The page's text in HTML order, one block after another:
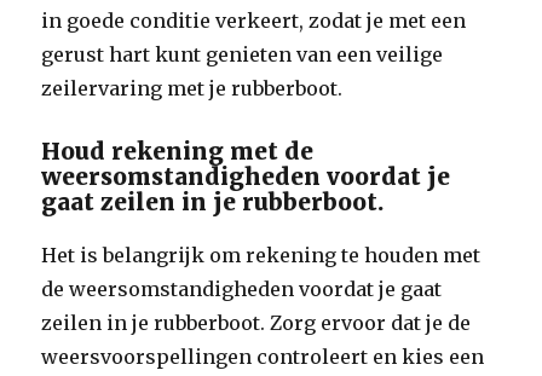
in goede conditie verkeert, zodat je met een
gerust hart kunt genieten van een veilige
zeilervaring met je rubberboot.
Houd rekening met de
weersomstandigheden voordat je
gaat zeilen in je rubberboot.
Het is belangrijk om rekening te houden met
de weersomstandigheden voordat je gaat
zeilen in je rubberboot. Zorg ervoor dat je de
weersvoorspellingen controleert en kies een